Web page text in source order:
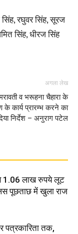
सिंह, रघुवर सिंह, सूरज
सिंह, धीरज सिंह
अगला लेख
व भरूहना चैहारा के
के कार्य प्रारम्भ करने का
निर्देश – अनुराग पटेल
1.06 लाख रुपये लूट
पूछताछ में खुला राज
पत्रकारिता तक,